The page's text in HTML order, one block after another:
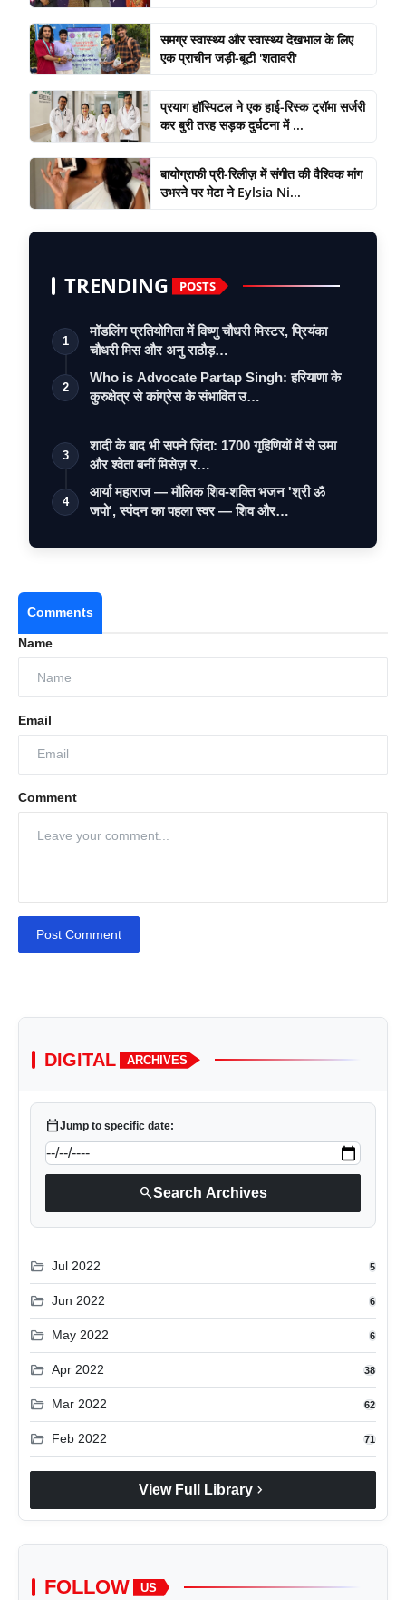
समग्र स्वास्थ्य और स्वास्थ्य देखभाल के लिए
एक प्राचीन जड़ी-बूटी 'शतावरी'
प्रयाग हॉस्पिटल ने एक हाई-रिस्क ट्रॉमा सर्जरी
कर बुरी तरह सड़क दुर्घटना में ...
बायोग्राफी प्री-रिलीज़ में संगीत की वैश्विक मांग
उभरने पर मेटा ने Eylsia Ni...
TRENDING POSTS
1
मॉडलिंग प्रतियोगिता में विष्णु चौधरी मिस्टर, प्रियंका
चौधरी मिस और अनु राठौड़…
2
Who is Advocate Partap Singh: हरियाणा के
कुरुक्षेत्र से कांग्रेस के संभावित उ…
3
शादी के बाद भी सपने ज़िंदा: 1700 गृहिणियों में से उमा
और श्वेता बनीं मिसेज़ र…
4
आर्या महाराज — मौलिक शिव-शक्ति भजन 'श्री ॐ
जपो', स्पंदन का पहला स्वर — शिव और…
Comments
Name
Email
Comment
Post Comment
DIGITAL ARCHIVES
calendar_todayJump to specific date:
searchSearch Archives
folder_open Jul 2022 5
folder_open Jun 2022 6
folder_open May 2022 6
folder_open Apr 2022 38
folder_open Mar 2022 62
folder_open Feb 2022 71
View Full Library chevron_right
FOLLOW US